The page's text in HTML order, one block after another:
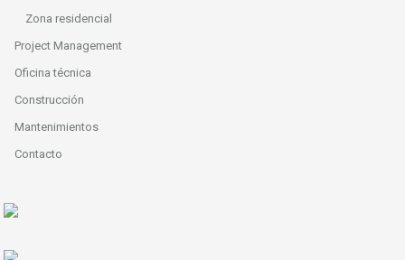
Zona residencial
Project Management
Oficina técnica
Construcción
Mantenimientos
Contacto